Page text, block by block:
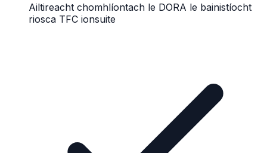
Ailtireacht chomhlíontach le DORA le bainistíocht
riosca TFC ionsuite